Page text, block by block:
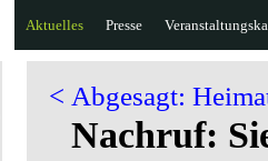
Aktuelles Presse
< Abgesagt:
Nachruf: